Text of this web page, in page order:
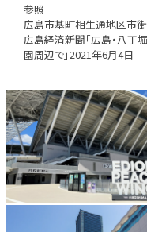
参照
広島市基町相生通地区市
広島経済新聞「広島・八
園周辺で」2021年6月4日